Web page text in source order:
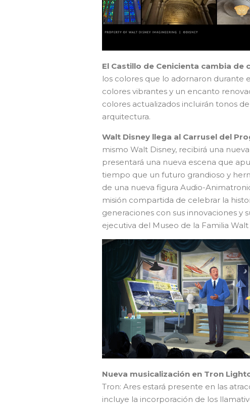
El Castillo de Cenicienta cambia de
los colores que lo adornaron durante
colores vibrantes y un encanto
colores actualizados incluirán tonos
arquitectura.
Walt Disney llega al Carrusel del
mismo Walt Disney, recibirá una
presentará una nueva escena que
tiempo que un futuro grandioso y
de una nueva figura Audio-
misión compartida de celebrar la
generaciones con sus innovaciones y
ejecutiva del Museo de la Familia Walt
Nueva musicalización en Tron
Tron: Ares estará presente en las
incluye la incorporación de los